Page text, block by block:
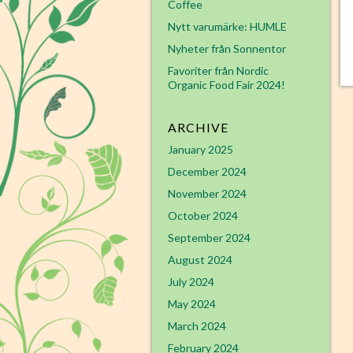
Coffee
Nytt varumärke: HUMLE
Nyheter från Sonnentor
Favoriter från Nordic
Organic Food Fair 2024!
ARCHIVE
January 2025
December 2024
November 2024
October 2024
September 2024
August 2024
July 2024
May 2024
March 2024
February 2024